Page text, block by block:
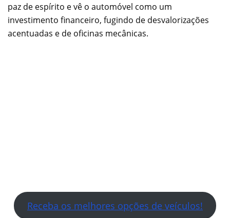
paz de espírito e vê o automóvel como um
investimento financeiro, fugindo de desvalorizações
acentuadas e de oficinas mecânicas.
Receba os melhores opções de veículos!